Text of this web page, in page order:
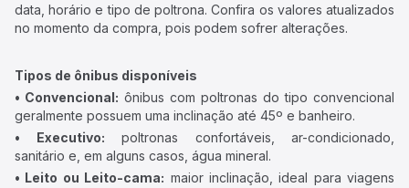
data, horário e tipo de poltrona. Confira os valores atualizados
no momento da compra, pois podem sofrer alterações.
Tipos de ônibus disponíveis
• Convencional: ônibus com poltronas do tipo convencional
geralmente possuem uma inclinação até 45º e banheiro.
• Executivo: poltronas confortáveis, ar-condicionado,
sanitário e, em alguns casos, água mineral.
• Leito ou Leito-cama: maior inclinação, ideal para viagens